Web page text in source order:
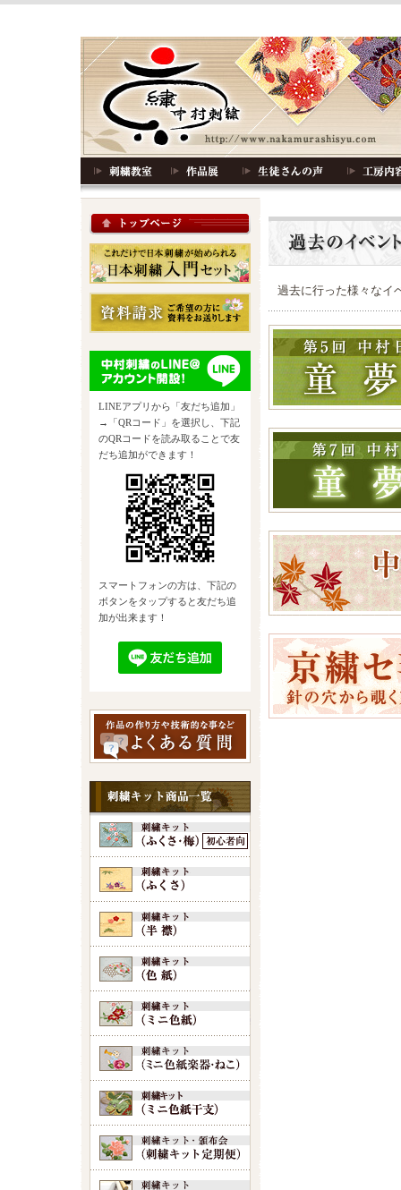
過去に行った様々なイ
LINEアプリから「友だち追加」
→「QRコード」を選択し、下記
のQRコードを読み取ることで友
だち追加ができます！
スマートフォンの方は、下記の
ボタンをタップすると友だち追
加が出来ます！